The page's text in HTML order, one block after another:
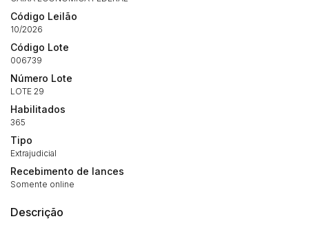
Código Leilão
10/2026
Código Lote
006739
Número Lote
LOTE 29
Habilitados
365
Tipo
Extrajudicial
Recebimento de lances
Somente online
Descrição
14/04/2025 18:43:11